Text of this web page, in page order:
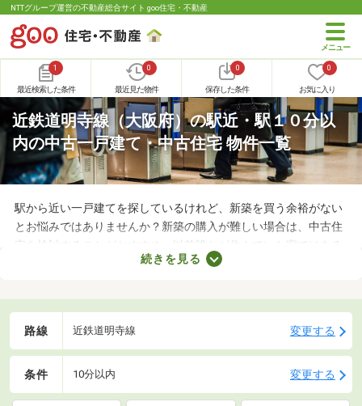
NTTグループ運営の不動産総合サイト goo住宅・不動産
1
最近検索した条件
0
最近見た物件
0
保存した条件
0
お気に入り
近鉄道明寺線（大阪府）の駅近・駅１０分以
内の中古一戸建て・中古住宅 物件一覧
駅から近い一戸建てを探しているけれど、新築を買う余裕がない
とお悩みではありませんか？新築の購入が難しい場合は、中古住
宅を検討することがおすすめ。以前誰かが住んでいた家ではある
ものの、費用を大幅に抑えられるメリットがあります。ここで
続きを見る
路線 近鉄道明寺線 変更する
条件 10分以内 変更する